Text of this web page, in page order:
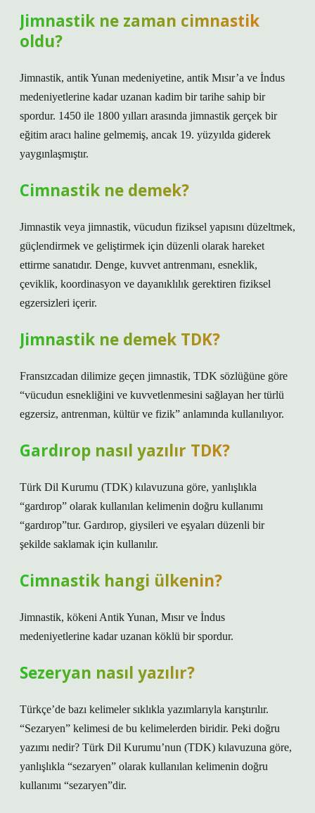
Jimnastik ne zaman cimnastik
oldu?
Jimnastik, antik Yunan medeniyetine, antik Mısır’a ve İndus
medeniyetlerine kadar uzanan kadim bir tarihe sahip bir
spordur. 1450 ile 1800 yılları arasında jimnastik gerçek bir
eğitim aracı haline gelmemiş, ancak 19. yüzyılda giderek
yaygınlaşmıştır.
Cimnastik ne demek?
Jimnastik veya jimnastik, vücudun fiziksel yapısını düzeltmek,
güçlendirmek ve geliştirmek için düzenli olarak hareket
ettirme sanatıdır. Denge, kuvvet antrenmanı, esneklik,
çeviklik, koordinasyon ve dayanıklılık gerektiren fiziksel
egzersizleri içerir.
Jimnastik ne demek TDK?
Fransızcadan dilimize geçen jimnastik, TDK sözlüğüne göre
“vücudun esnekliğini ve kuvvetlenmesini sağlayan her türlü
egzersiz, antrenman, kültür ve fizik” anlamında kullanılıyor.
Gardırop nasıl yazılır TDK?
Türk Dil Kurumu (TDK) kılavuzuna göre, yanlışlıkla
“gardırop” olarak kullanılan kelimenin doğru kullanımı
“gardırop”tur. Gardırop, giysileri ve eşyaları düzenli bir
şekilde saklamak için kullanılır.
Cimnastik hangi ülkenin?
Jimnastik, kökeni Antik Yunan, Mısır ve İndus
medeniyetlerine kadar uzanan köklü bir spordur.
Sezeryan nasıl yazılır?
Türkçe’de bazı kelimeler sıklıkla yazımlarıyla karıştırılır.
“Sezaryen” kelimesi de bu kelimelerden biridir. Peki doğru
yazımı nedir? Türk Dil Kurumu’nun (TDK) kılavuzuna göre,
yanlışlıkla “sezaryen” olarak kullanılan kelimenin doğru
kullanımı “sezaryen”dir.